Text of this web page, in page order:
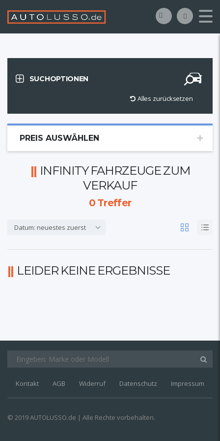
SUCHOPTIONEN
Alles zurücksetzen
PREIS AUSWÄHLEN
INFINITY FAHRZEUGE ZUM
VERKAUF
0Treffer
Datum: neuestes zuerst
LEIDER KEINE ERGEBNISSE
Kontakt AGB Widerruf Datenschutz Impressum
© 2019 AUTOLUSSO.de | Alle Rechte vorbehalten.